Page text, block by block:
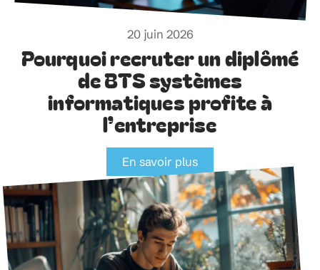
20 juin 2026
Pourquoi recruter un diplômé
de BTS systèmes
informatiques profite à
l’entreprise
En savoir plus